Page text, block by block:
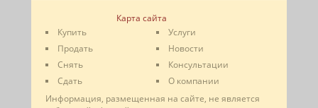
Карта сайта
Купить
Продать
Снять
Сдать
Услуги
Новости
Консультации
О компании
Информация, размещенная на сайте, не является